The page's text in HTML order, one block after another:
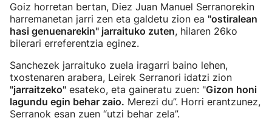
Goiz horretan bertan, Diez Juan Manuel Serranorekin
harremanetan jarri zen eta galdetu zion ea "ostiralean
hasi genuenarekin" jarraituko zuten, hilaren 26ko
bilerari erreferentzia eginez.
Sanchezek jarraituko zuela iragarri baino lehen,
txostenaren arabera, Leirek Serranori idatzi zion
"jarraitzeko" esateko, eta gaineratu zuen: "Gizon honi
lagundu egin behar zaio. Merezi du”. Horri erantzunez,
Serranok esan zuen “utzi behar zela”.